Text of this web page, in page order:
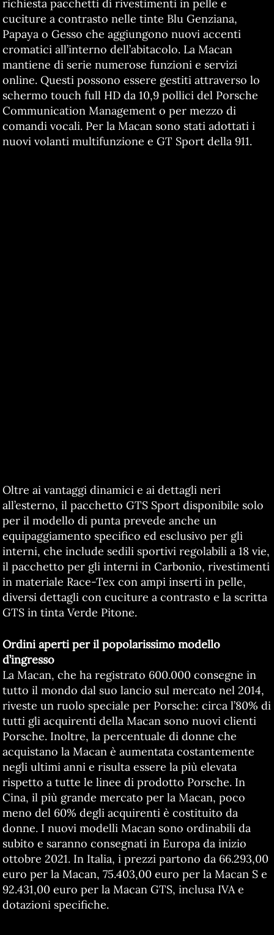
richiesta pacchetti di rivestimenti in pelle e
cuciture a contrasto nelle tinte Blu Genziana,
Papaya o Gesso che aggiungono nuovi accenti
cromatici all’interno dell’abitacolo. La Macan
mantiene di serie numerose funzioni e servizi
online. Questi possono essere gestiti attraverso lo
schermo touch full HD da 10,9 pollici del Porsche
Communication Management o per mezzo di
comandi vocali. Per la Macan sono stati adottati i
nuovi volanti multifunzione e GT Sport della 911.
Oltre ai vantaggi dinamici e ai dettagli neri
all’esterno, il pacchetto GTS Sport disponibile solo
per il modello di punta prevede anche un
equipaggiamento specifico ed esclusivo per gli
interni, che include sedili sportivi regolabili a 18 vie,
il pacchetto per gli interni in Carbonio, rivestimenti
in materiale Race-Tex con ampi inserti in pelle,
diversi dettagli con cuciture a contrasto e la scritta
GTS in tinta Verde Pitone.
Ordini aperti per il popolarissimo modello
d’ingresso
La Macan, che ha registrato 600.000 consegne in
tutto il mondo dal suo lancio sul mercato nel 2014,
riveste un ruolo speciale per Porsche: circa l’80% di
tutti gli acquirenti della Macan sono nuovi clienti
Porsche. Inoltre, la percentuale di donne che
acquistano la Macan è aumentata costantemente
negli ultimi anni e risulta essere la più elevata
rispetto a tutte le linee di prodotto Porsche. In
Cina, il più grande mercato per la Macan, poco
meno del 60% degli acquirenti è costituito da
donne. I nuovi modelli Macan sono ordinabili da
subito e saranno consegnati in Europa da inizio
ottobre 2021. In Italia, i prezzi partono da 66.293,00
euro per la Macan, 75.403,00 euro per la Macan S e
92.431,00 euro per la Macan GTS, inclusa IVA e
dotazioni specifiche.